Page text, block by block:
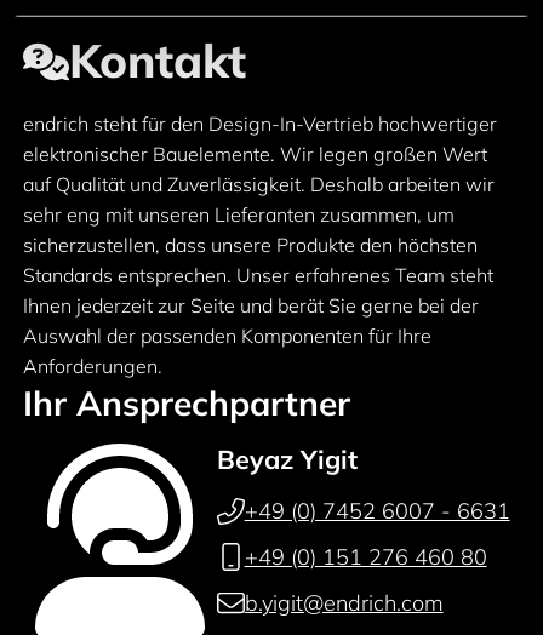
Kontakt
endrich steht für den Design-In-Vertrieb hochwertiger
elektronischer Bauelemente. Wir legen großen Wert
auf Qualität und Zuverlässigkeit. Deshalb arbeiten wir
sehr eng mit unseren Lieferanten zusammen, um
sicherzustellen, dass unsere Produkte den höchsten
Standards entsprechen. Unser erfahrenes Team steht
Ihnen jederzeit zur Seite und berät Sie gerne bei der
Auswahl der passenden Komponenten für Ihre
Anforderungen.
Ihr Ansprechpartner
Beyaz Yigit
+49 (0) 7452 6007 - 6631
+49 (0) 151 276 460 80
b.yigit@endrich.com